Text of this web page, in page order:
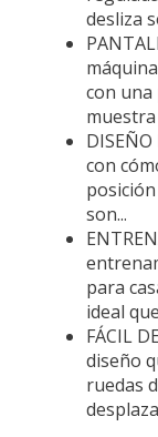
desliza
con una
muestra
con
son...
para
ideal
FÁCIL
diseño
ruedas